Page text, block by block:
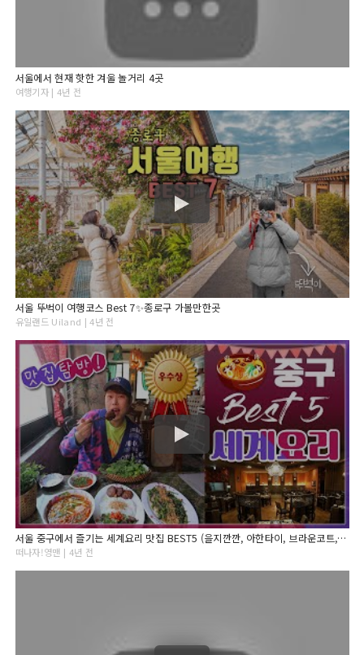
서울에서 현재 핫한 겨울 놀거리 4곳
여행기자 | 4년 전
서울 뚜벅이 여행코스 Best 7✨종로구 가볼만한곳
유일랜드 Uiland | 4년 전
서울 중구에서 즐기는 세계요리 맛집 BEST5 (을지깐깐, 아한타이, 브라운코트, 루엘드샹들리에, 룽키 등)
떠나자!영맨 | 4년 전